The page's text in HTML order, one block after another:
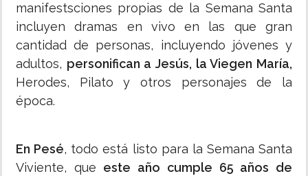
manifestsciones propias de la Semana Santa
incluyen dramas en vivo en las que gran
cantidad de personas, incluyendo jóvenes y
adultos, personifican a Jesús, la Viegen María,
Herodes, Pilato y otros personajes de la
época.
En Pesé, todo está listo para la Semana Santa
Viviente, que este año cumple 65 años de